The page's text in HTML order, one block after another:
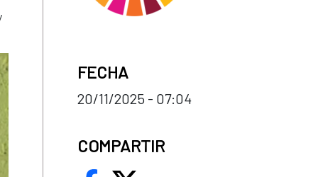
FECHA
20/11/2025 - 07:04
COMPARTIR